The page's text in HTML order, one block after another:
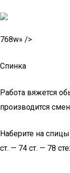
768w» />
Спинка
Работа вяжется
производится
Наберите на
ст. — 74 ст. — 78